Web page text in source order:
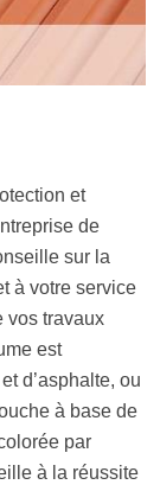
et
de
sur la
à votre service
vos travaux
est
d’asphalte, ou
à base de
par
à la réussite